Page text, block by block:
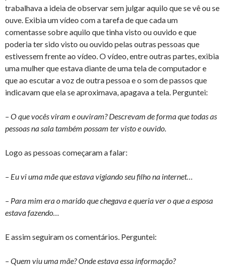
trabalhava a ideia de observar sem julgar aquilo que se vê ou se
ouve. Exibia um vídeo com a tarefa de que cada um
comentasse sobre aquilo que tinha visto ou ouvido e que
poderia ter sido visto ou ouvido pelas outras pessoas que
estivessem frente ao vídeo. O vídeo, entre outras partes, exibia
uma mulher que estava diante de uma tela de computador e
que ao escutar a voz de outra pessoa e o som de passos que
indicavam que ela se aproximava, apagava a tela. Perguntei:
– O que vocês viram e ouviram? Descrevam de forma que todas as
pessoas na sala também possam ter visto e ouvido.
Logo as pessoas começaram a falar:
– Eu vi uma mãe que estava vigiando seu filho na internet…
– Para mim era o marido que chegava e queria ver o que a esposa
estava fazendo…
E assim seguiram os comentários. Perguntei:
– Quem viu uma mãe? Onde estava essa informação?